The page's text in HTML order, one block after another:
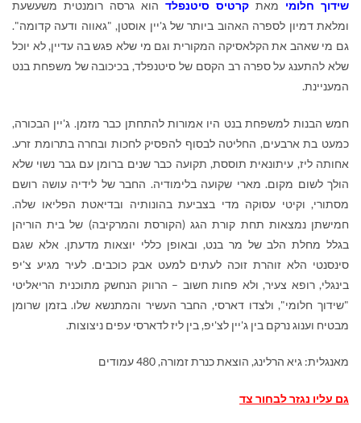
שידוך חלומי מאת קרטיס סיטנפלד הוא גרסה רומנטית משעשעת
ומלאת דמיון לספרה האהוב ביותר של ג'יין אוסטן, "גאווה ודעה קדומה".
גם מי שאהב את הקלאסיקה המקורית וגם מי שלא פגש בה עדיין, לא יוכל
שלא להתענג על ספרה רב הקסם של סיטנפלד, בכיכובה של משפחת בנט
המעניינת.
חמש הבנות למשפחת בנט היו אמורות להתחתן כבר מזמן. ג'יין הבכורה,
כמעט בת ארבעים, החליטה לבסוף להפסיק לחכות ובחרה בתרומת זרע.
אחותה ליז, עיתונאית תוססת, תקועה כבר שנים ברומן עם גבר נשוי שלא
הולך לשום מקום. מארי שקועה בלימודיה. החבר של לידיה עושה רושם
מסתורי, וקיטי עסוקה מדי בצביעת בהונותיה ובדיאטת הפליאו שלה.
חמישתן נמצאות תחת קורת הגג (הקורסת והמרקיבה) של בית הוריהן
בגלל מחלת הלב של מר בנט, ובאופן כללי יוצאות מדעתן. אלא שגם
סינסנטי הלא זוהרת זוכה לעתים למעט אבק כוכבים. לעיר מגיע צ'יפ
בינגלי, רופא צעיר, ולא פחות חשוב – הרווק הנחשק מתוכנית הריאליטי
"שידוך חלומי", ולצדו דארסי, החבר העשיר והמתנשא שלו. בזמן שרומן
מבטיח וענוג נרקם בין ג'יין לצ'יפ, בין ליז לדארסי עפים ניצוצות.
מאנגלית: גיא הרלינג, הוצאת כנרת זמורה, 480 עמודים
גם עליו נגזר לבחור צד